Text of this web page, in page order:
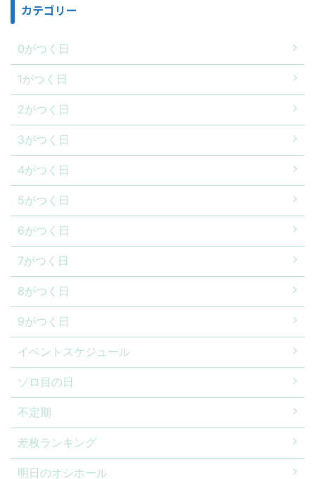
カテゴリー
0がつく日
1がつく日
2がつく日
3がつく日
4がつく日
5がつく日
6がつく日
7がつく日
8がつく日
9がつく日
イベントスケジュール
ゾロ目の日
不定期
差枚ランキング
明日のオシホール